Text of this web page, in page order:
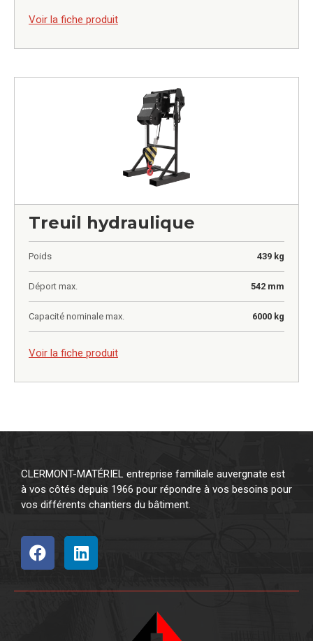
Voir la fiche produit
Treuil hydraulique
Poids 439 kg
Déport max. 542 mm
Capacité nominale max. 6000 kg
Voir la fiche produit
CLERMONT-MATÉRIEL entreprise familiale auvergnate est
à vos côtés depuis 1966 pour répondre à vos besoins pour
vos différents chantiers du bâtiment.